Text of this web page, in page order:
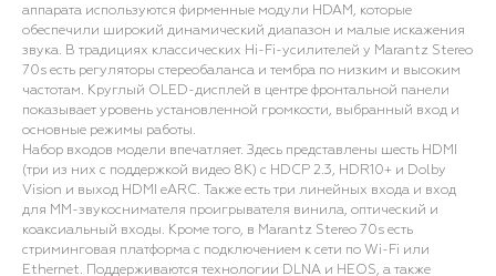
аппарата используются фирменные модули HDAM, которые
обеспечили широкий динамический диапазон и малые искажения
звука. В традициях классических Hi-Fi-усилителей у Marantz Stereo
70s есть регуляторы стереобаланса и тембра по низким и высоким
частотам. Круглый OLED-дисплей в центре фронтальной панели
показывает уровень установленной громкости, выбранный вход и
основные режимы работы.
Набор входов модели впечатляет. Здесь представлены шесть HDMI
(три из них с поддержкой видео 8K) с HDCP 2.3, HDR10+ и Dolby
Vision и выход HDMI eARC. Также есть три линейных входа и вход
для MM-звукоснимателя проигрывателя винила, оптический и
коаксиальный входы. Кроме того, в Marantz Stereo 70s есть
стриминговая платформа с подключением к сети по Wi-Fi или
Ethernet. Поддерживаются технологии DLNA и HEOS, а также